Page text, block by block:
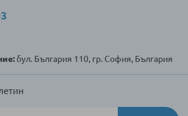
бул. България 110, гр. София, България